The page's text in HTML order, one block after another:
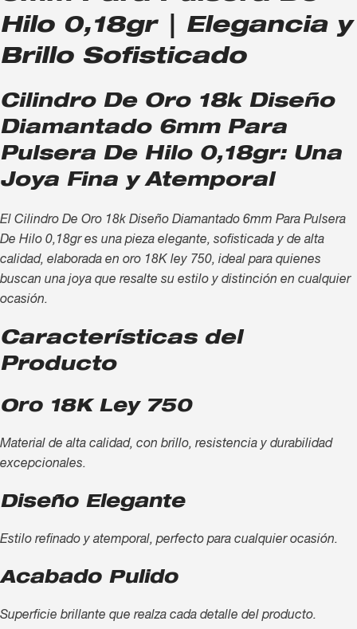
Hilo 0,18gr | Elegancia y
Brillo Sofisticado
Cilindro De Oro 18k Diseño
Diamantado 6mm Para
Pulsera De Hilo 0,18gr: Una
Joya Fina y Atemporal
El Cilindro De Oro 18k Diseño Diamantado 6mm Para Pulsera
De Hilo 0,18gr es una pieza elegante, sofisticada y de alta
calidad, elaborada en oro 18K ley 750, ideal para quienes
buscan una joya que resalte su estilo y distinción en cualquier
ocasión.
Características del
Producto
Oro 18K Ley 750
Material de alta calidad, con brillo, resistencia y durabilidad
excepcionales.
Diseño Elegante
Estilo refinado y atemporal, perfecto para cualquier ocasión.
Acabado Pulido
Superficie brillante que realza cada detalle del producto.